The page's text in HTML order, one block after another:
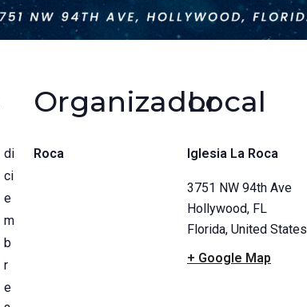
di
ci
e
m
b
r
e
Local
Iglesia La Roca
3751 NW 94th Ave
Hollywood, FL
Florida, United States
+ Google Map
Organizador
Roca